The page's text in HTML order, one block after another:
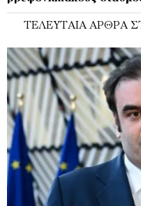
ΤΕΛΕΥΤΑΊΑ ΆΡΘΡΑ